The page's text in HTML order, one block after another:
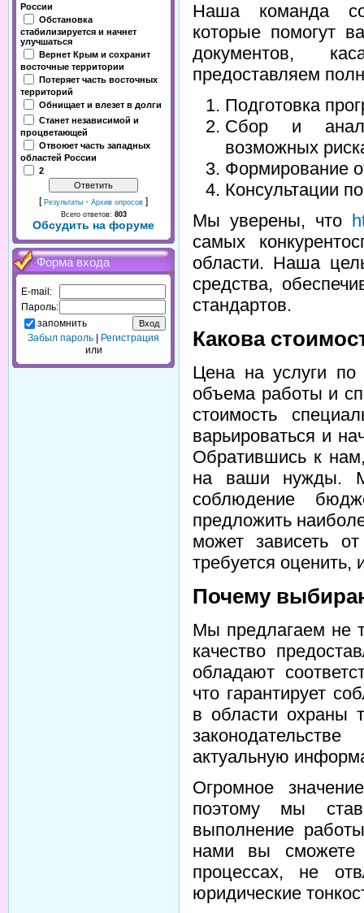
России
Обстановка
стабилизируется и начнет
улучшаться
Вернет Крым и сохранит
восточные территории
Потеряет часть восточных
территорий
Обнищает и влезет в долги
Станет независимой и
процветающей
Отвоюет часть западных
областей России
2
[ Результаты · Архив опросов ]
Всего ответов: 803
Обсудить на форуме
Форма входа
E-mail:
Пароль:
запомнить
Забыл пароль
Регистрация
или
Наша команда
которые помогут
документов,
предоставляем
Подготовка
Сбор и
возможных
Формирование
Консультации
Мы уверены, что
самых
области. Наша
средства,
стандартов.
Какова
Цена на услуги по
объема работы и
стоимость
варьироваться и
Обратившись к
на ваши нужды.
соблюдение
предложить
может зависеть
требуется оценить,
Почему
Мы предлагаем не
качество
обладают
что гарантирует
в области охраны
актуальную
Огромное
поэтому мы
выполнение
нами вы сможете
процессах, не
юридические